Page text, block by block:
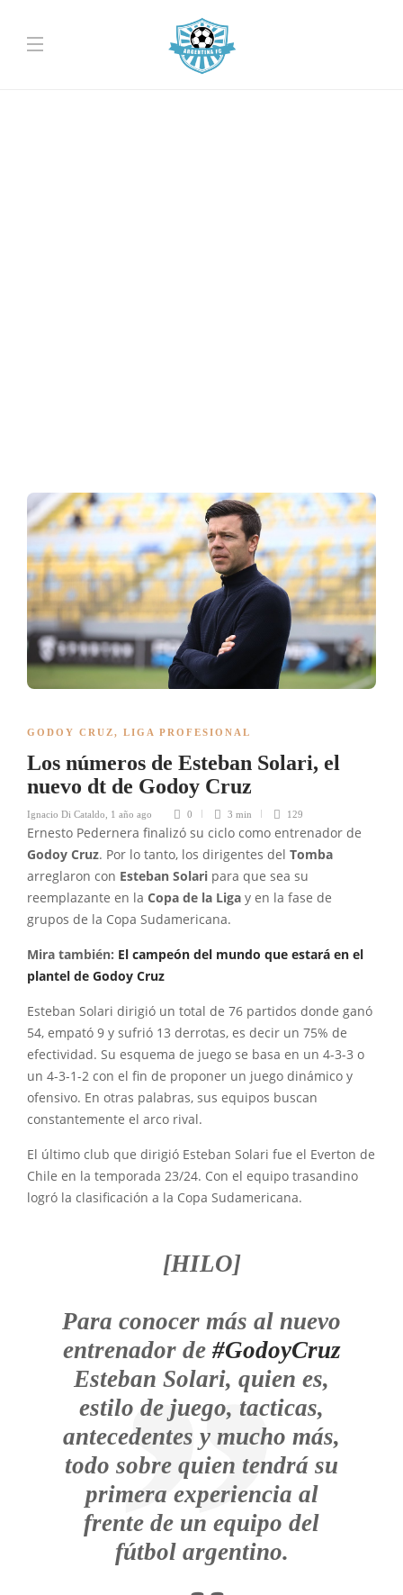
GODOY CRUZ, LIGA PROFESIONAL
Los números de Esteban Solari, el
nuevo dt de Godoy Cruz
Ignacio Di Cataldo 1 año ago 0 3 min 129
Ernesto Pedernera finalizó su ciclo como entrenador de
Godoy Cruz. Por lo tanto, los dirigentes del Tomba
arreglaron con Esteban Solari para que sea su
reemplazante en la Copa de la Liga y en la fase de
grupos de la Copa Sudamericana.
Mira también: El campeón del mundo que estará en el
plantel de Godoy Cruz
Esteban Solari dirigió un total de 76 partidos donde ganó
54, empató 9 y sufrió 13 derrotas, es decir un 75% de
efectividad. Su esquema de juego se basa en un 4-3-3 o
un 4-3-1-2 con el fin de proponer un juego dinámico y
ofensivo. En otras palabras, sus equipos buscan
constantemente el arco rival.
El último club que dirigió Esteban Solari fue el Everton de
Chile en la temporada 23/24. Con el equipo trasandino
logró la clasificación a la Copa Sudamericana.
[HILO]
Para conocer más al nuevo
entrenador de #GodoyCruz
Esteban Solari, quien es,
estilo de juego, tacticas,
antecedentes y mucho más,
todo sobre quien tendrá su
primera experiencia al
frente de un equipo del
fútbol argentino.